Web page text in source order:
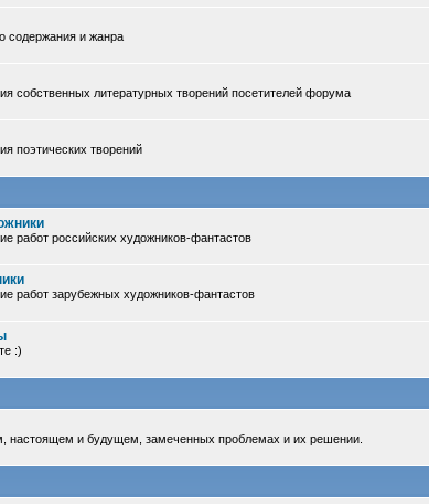
содержания и жанра
собственных литературных творений посетителей форума
поэтических творений
работ российских художников-фантастов
работ зарубежных художников-фантастов
:)
настоящем и будущем, замеченных проблемах и их решении.